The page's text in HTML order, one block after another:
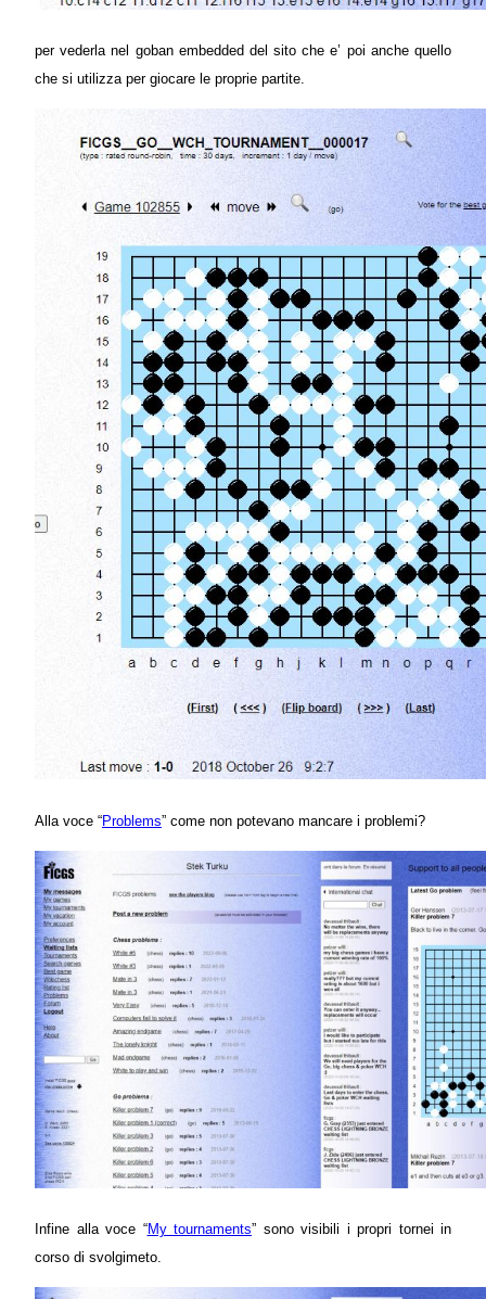
per vederla nel goban embedded del sito che e’ poi anche quello
che si utilizza per giocare le proprie partite.
Alla voce “Problems” come non potevano mancare i problemi?
Infine alla voce “My tournaments” sono visibili i propri tornei in
corso di svolgimeto.